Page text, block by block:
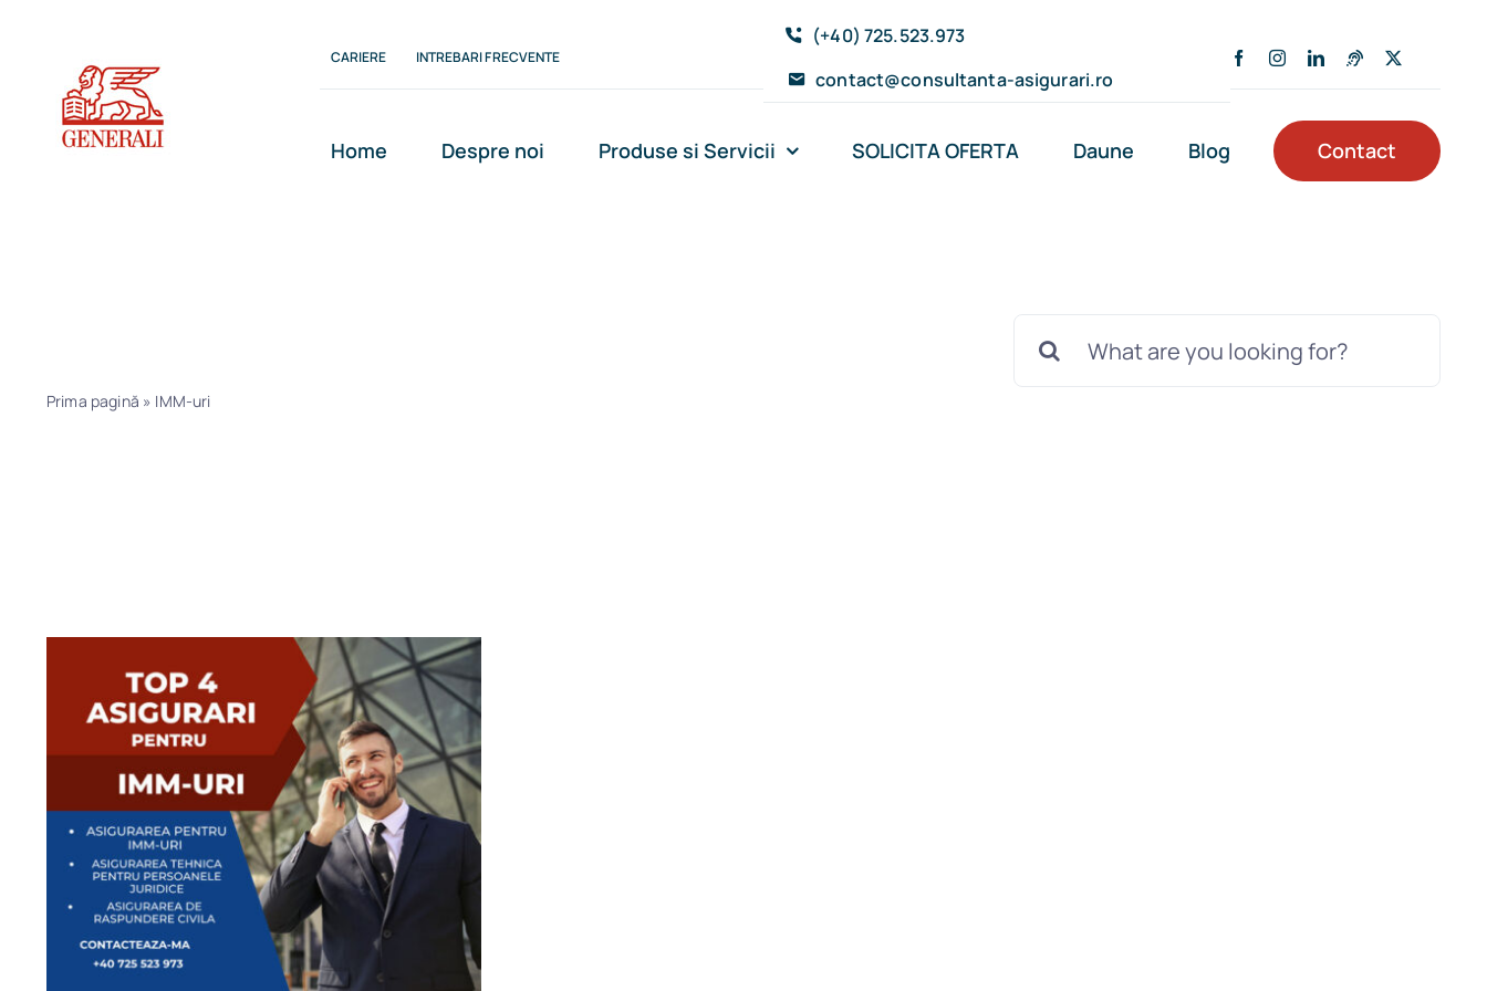
content
CARIERE INTREBARI FRECVENTE
(+40) 725.523.973
contact@consultanta-asigurari.ro
Home Despre noi Produse si Servicii SOLICITA OFERTA Daune Blog Contact
Prima pagină » IMM-uri